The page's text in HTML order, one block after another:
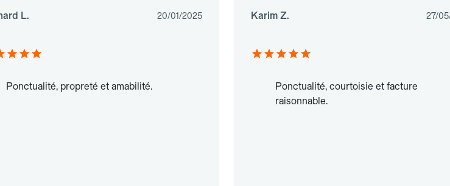
L. 20/01/2025 Karim Z. 27/
Ponctualité, propreté et amabilité.
Ponctualité, courtoisie et facture
raisonnable.